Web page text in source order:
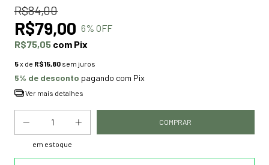
R$84,00
R$79,00 6% OFF
R$75,05 com Pix
5x de R$15,80 sem juros
5% de desconto pagando com Pix
Ver mais detalhes
em estoque